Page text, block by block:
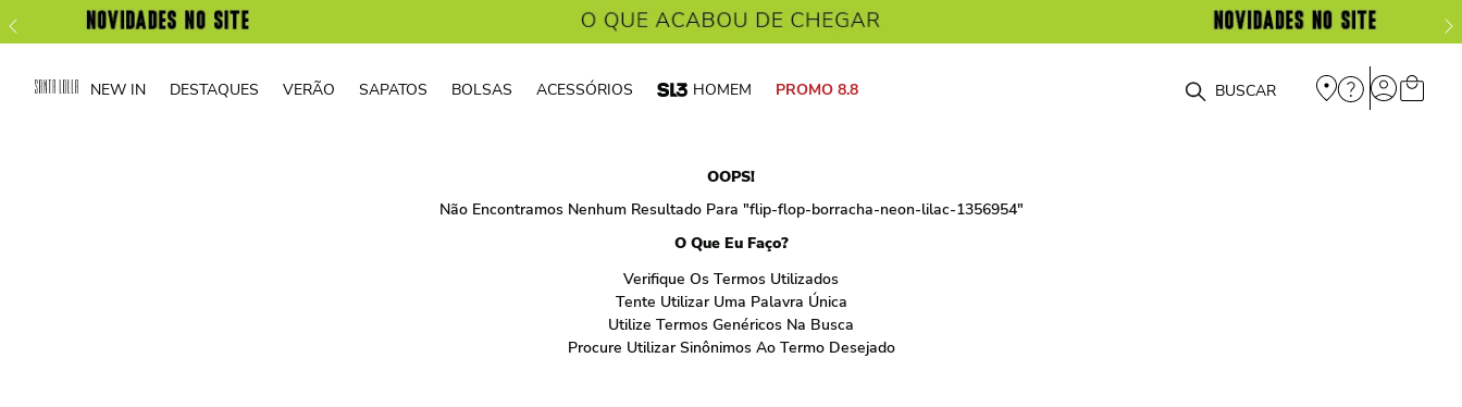
NEW IN DESTAQUES VERÃO SAPATOS BOLSAS ACESSÓRIOS HOMEM PROMO 8.8 O que você está procurando?
OOPS!
Não Encontramos Nenhum Resultado Para "flip-flop-borracha-neon-lilac-1356954"
O Que Eu Faço?
Verifique Os Termos Utilizados
Tente Utilizar Uma Palavra Única
Utilize Termos Genéricos Na Busca
Procure Utilizar Sinônimos Ao Termo Desejado